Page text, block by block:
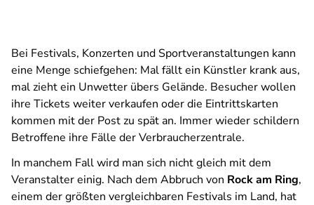
Bei Festivals, Konzerten und Sportveranstaltungen kann
eine Menge schiefgehen: Mal fällt ein Künstler krank aus,
mal zieht ein Unwetter übers Gelände. Besucher wollen
ihre Tickets weiter verkaufen oder die Eintrittskarten
kommen mit der Post zu spät an. Immer wieder schildern
Betroffene ihre Fälle der Verbraucherzentrale.
In manchem Fall wird man sich nicht gleich mit dem
Veranstalter einig. Nach dem Abbruch von Rock am Ring,
einem der größten vergleichbaren Festivals im Land, hat